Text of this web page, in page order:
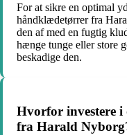
For at sikre en optimal
håndklædetørrer fra
den af med en fugtig
hænge tunge eller store
beskadige den.
Hvorfor investere
fra Harald